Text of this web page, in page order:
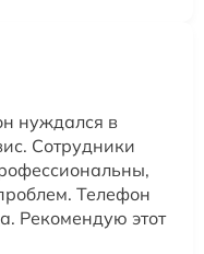
нуждался в
Сотрудники
Телефон
Рекомендую этот